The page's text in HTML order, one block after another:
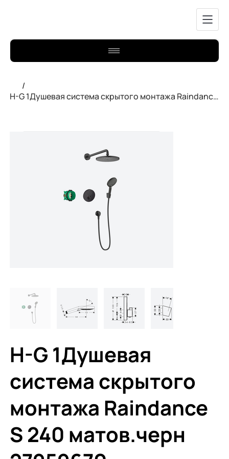
/
H-G 1Душевая система скрытого монтажа Raindance S 240 матов.черн 27959670
H-G 1Душевая
система скрытого
монтажа Raindance
S 240 матов.черн